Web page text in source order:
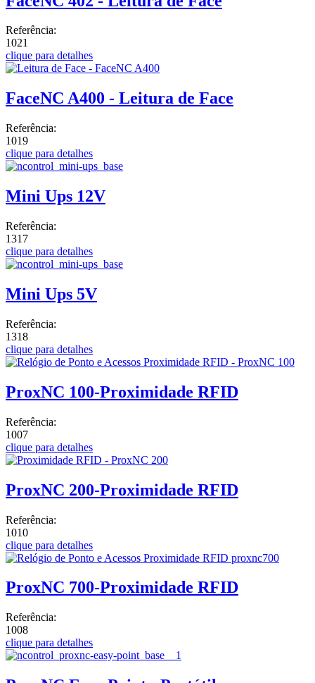
Referência:
1021
clique para detalhes
FaceNC A400 - Leitura de Face
Referência:
1019
clique para detalhes
Mini Ups 12V
Referência:
1317
clique para detalhes
Mini Ups 5V
Referência:
1318
clique para detalhes
ProxNC 100-Proximidade RFID
Referência:
1007
clique para detalhes
ProxNC 200-Proximidade RFID
Referência:
1010
clique para detalhes
ProxNC 700-Proximidade RFID
Referência:
1008
clique para detalhes